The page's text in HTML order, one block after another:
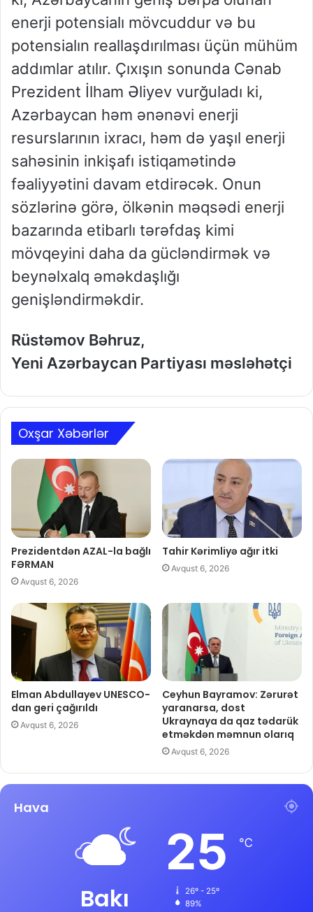
enerji potensialı mövcuddur və bu
potensialın reallaşdırılması üçün mühüm
addımlar atılır. Çıxışın sonunda Cənab
Prezident İlham Əliyev vurğuladı ki,
Azərbaycan həm ənənəvi enerji
resurslarının ixracı, həm də yaşıl enerji
sahəsinin inkişafı istiqamətində
fəaliyyətini davam etdirəcək. Onun
sözlərinə görə, ölkənin məqsədi enerji
bazarında etibarlı tərəfdaş kimi
mövqeyini daha da gücləndirmək və
beynəlxalq əməkdaşlığı
genişləndirməkdir.
Rüstəmov Bəhruz,
Yeni Azərbaycan Partiyası məsləhətçi
Oxşar Xəbərlər
Prezidentdən AZAL-la bağlı
FƏRMAN
Avqust 6, 2026
Tahir Kərimliyə ağır itki
Avqust 6, 2026
Elman Abdullayev UNESCO-
dan geri çağırıldı
Avqust 6, 2026
Ceyhun Bayramov: Zərurət
yaranarsa, dost
Ukraynaya da qaz tədarük
etməkdən məmnun olarıq
Avqust 6, 2026
Hava
Bakı
25 ℃
26º - 25º
89%